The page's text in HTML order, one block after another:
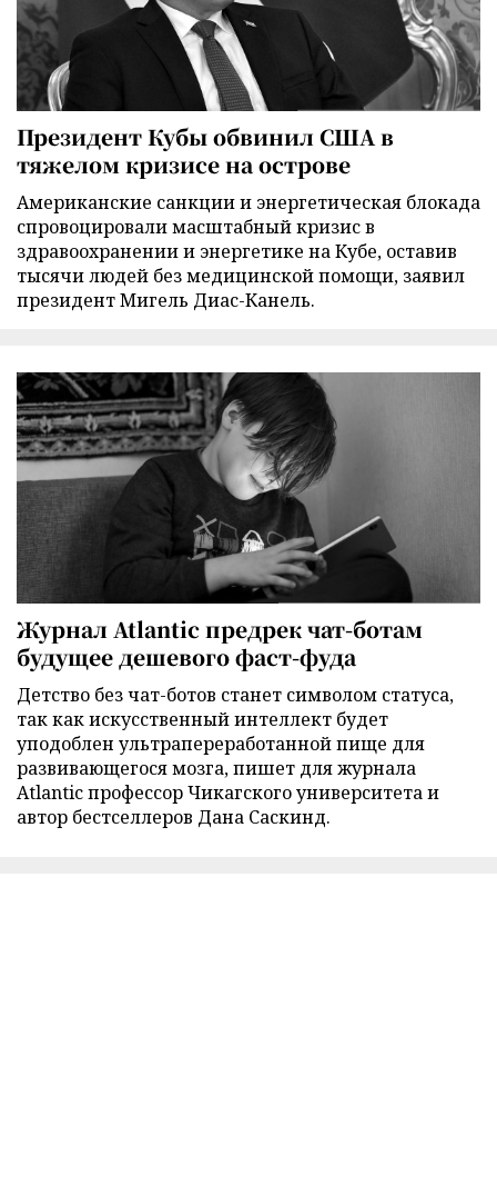
Президент Кубы обвинил США в
тяжелом кризисе на острове
Американские санкции и энергетическая блокада
спровоцировали масштабный кризис в
здравоохранении и энергетике на Кубе, оставив
тысячи людей без медицинской помощи, заявил
президент Мигель Диас-Канель.
Журнал Atlantic предрек чат-ботам
будущее дешевого фаст-фуда
Детство без чат-ботов станет символом статуса,
так как искусственный интеллект будет
уподоблен ультрапереработанной пище для
развивающегося мозга, пишет для журнала
Atlantic профессор Чикагского университета и
автор бестселлеров Дана Саскинд.